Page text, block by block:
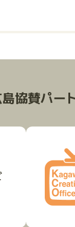
協賛パー